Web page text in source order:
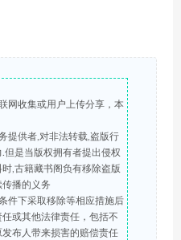
网收集或用户上传分享，本
提供者,对非法转载,盗版行
但是当版权拥有者提出侵权
,古籍藏书阁负有移除盗版
播的义务
件下采取移除等相应措施后
或其他法律责任，包括不
布人带来损害的赔偿责任